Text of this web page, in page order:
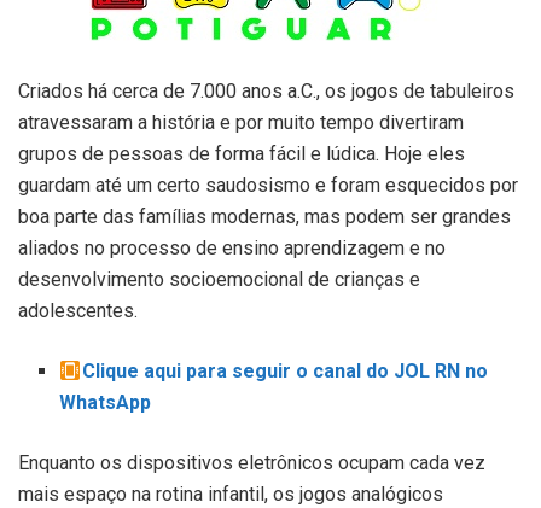
Criados há cerca de 7.000 anos a.C., os jogos de tabuleiros
atravessaram a história e por muito tempo divertiram
grupos de pessoas de forma fácil e lúdica. Hoje eles
guardam até um certo saudosismo e foram esquecidos por
boa parte das famílias modernas, mas podem ser grandes
aliados no processo de ensino aprendizagem e no
desenvolvimento socioemocional de crianças e
adolescentes.
Clique aqui para seguir o canal do JOL RN no
WhatsApp
Enquanto os dispositivos eletrônicos ocupam cada vez
mais espaço na rotina infantil, os jogos analógicos